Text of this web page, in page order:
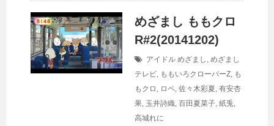
めざまし ももクロ
R#2(20141202)
アイドル めざまし , めざまし
テレビ, ももいろクローバーZ, も
もクロ , ロペ, 佐々木彩夏, 有安杏
果, 玉井詩織, 百田夏菜子, 紙兎,
高城れに